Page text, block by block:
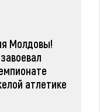
Молдовы!
атлетике